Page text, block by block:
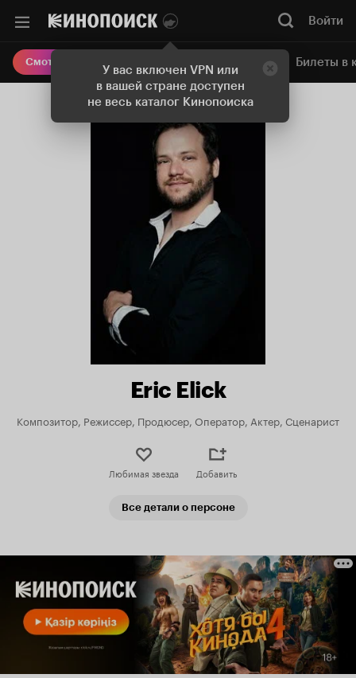
У вас включен VPN или
в вашей стране доступен
не весь каталог Кинопоиска
Войти
Смотреть кино Онлайн-кинотеатр Билеты в
Eric Elick
Композитор, Режиссер, Продюсер, Оператор, Актер, Сценарист
Любимая звезда Добавить
Все детали о персоне